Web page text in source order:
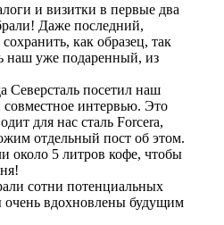
и визитки в первые два
Даже последний,
как образец, так
наш уже подаренный, из
Северсталь посетил наш
совместное интервью. Это
для нас сталь Forcera,
отдельный пост об этом.
около 5 литров кофе, чтобы
сотни потенциальных
очень вдохновлены будущим